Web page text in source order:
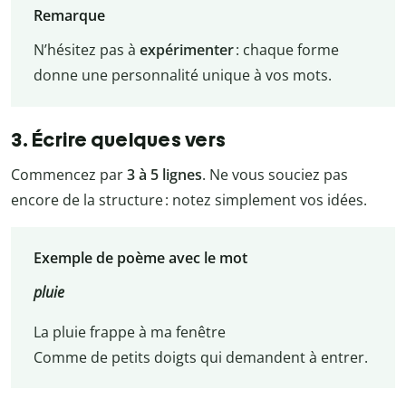
Remarque
N’hésitez pas à expérimenter: chaque forme
donne une personnalité unique à vos mots.
3. Écrire quelques vers
Commencez par3 à 5 lignes. Ne vous souciez pas
encore de la structure : notez simplement vos idées.
Exemple de poème avec le mot
pluie
La pluie frappe à ma fenêtre
Comme de petits doigts qui demandent à entrer.